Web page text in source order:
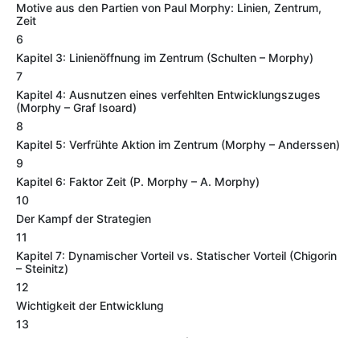
Motive aus den Partien von Paul Morphy: Linien, Zentrum,
Zeit
6
Kapitel 3: Linienöffnung im Zentrum (Schulten – Morphy)
7
Kapitel 4: Ausnutzen eines verfehlten Entwicklungszuges
(Morphy – Graf Isoard)
8
Kapitel 5: Verfrühte Aktion im Zentrum (Morphy – Anderssen)
9
Kapitel 6: Faktor Zeit (P. Morphy – A. Morphy)
10
Der Kampf der Strategien
11
Kapitel 7: Dynamischer Vorteil vs. Statischer Vorteil (Chigorin
– Steinitz)
12
Wichtigkeit der Entwicklung
13